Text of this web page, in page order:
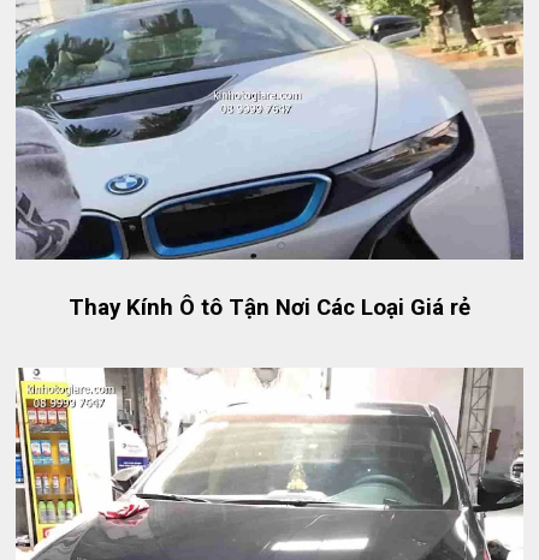
Thay Kính Ô tô Tận Nơi Các Loại Giá rẻ